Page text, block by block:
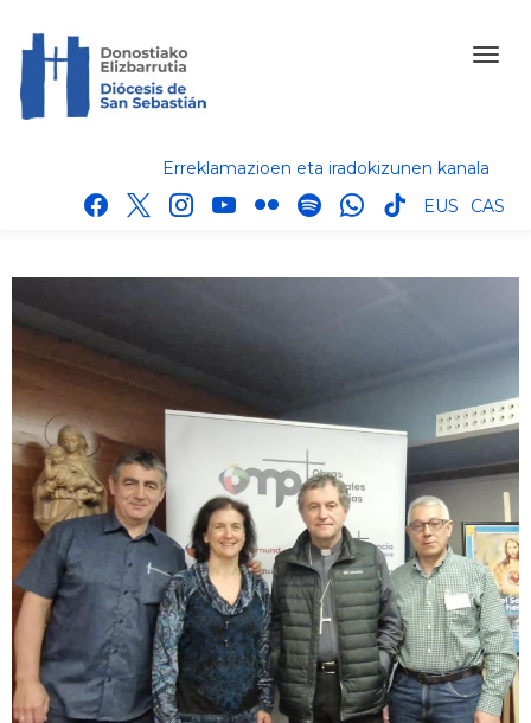
Erreklamazioen eta iradokizunen kanala
facebook
x instagram
youtube
flickr spotifywhatsapp
tik
EUS CAS